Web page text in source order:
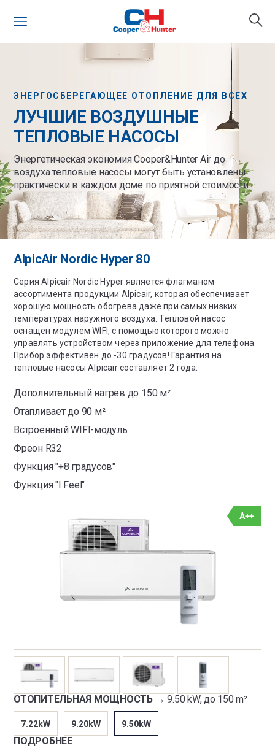
ЭНЕРГОСБЕРЕГАЮЩЕЕ ОТОПЛЕНИЕ ДЛЯ ВСЕХ
ЛУЧШИЕ ВОЗДУШНЫЕ
ТЕПЛОВЫЕ НАСОСЫ
Энергетическая экономия Cooper&Hunter Air до
воздуха тепловые насосы могут быть установлены
практически в каждом доме по приятной стоимости.
AlpicAir Nordic Hyper 80
Серия Alpicair Nordic Hyper является флагманом
ассортимента продукции Alpicair, которая обеспечивает
хорошую мощность обогрева даже при самых низких
температурах наружного воздуха. Тепловой насос
оснащен модулем WIFI, с помощью которого можно
управлять устройством через приложение для телефона.
Прибор эффективен до -30 градусов! Гарантия на
тепловые насосы Alpicair составляет 2 года.
Дополнительный нагрев до 150 м²
Отапливает до 90 м²
Встроенный WIFI-модуль
Фреон R32
Функция "+8 градусов"
Функция "I Feel"
A++
ОТОПИТЕЛЬНАЯ МОЩНОСТЬ →9.50 kW, до 150 m²
7.22kW 9.20kW 9.50kW
ПОДРОБНЕЕ